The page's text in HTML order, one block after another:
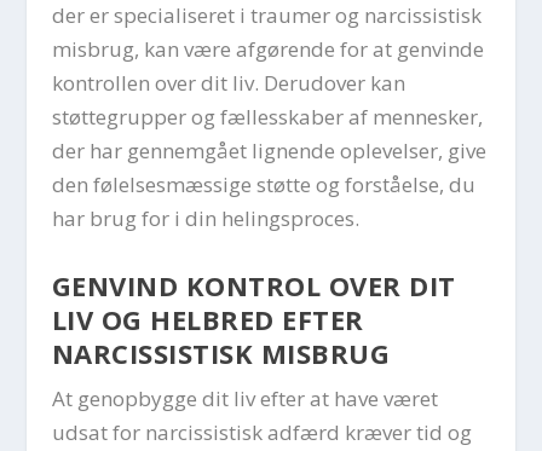
der er specialiseret i traumer og narcissistisk
misbrug, kan være afgørende for at genvinde
kontrollen over dit liv. Derudover kan
støttegrupper og fællesskaber af mennesker,
der har gennemgået lignende oplevelser, give
den følelsesmæssige støtte og forståelse, du
har brug for i din helingsproces.
GENVIND KONTROL OVER DIT
LIV OG HELBRED EFTER
NARCISSISTISK MISBRUG
At genopbygge dit liv efter at have været
udsat for narcissistisk adfærd kræver tid og